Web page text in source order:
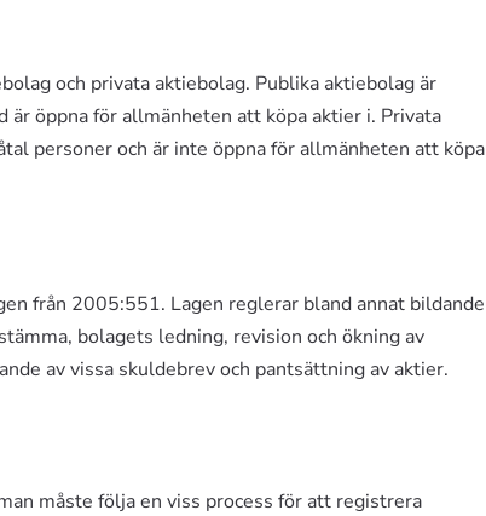
och privata aktiebolag. Publika aktiebolag är
är öppna för allmänheten att köpa aktier i. Privata
personer och är inte öppna för allmänheten att köpa
från 2005:551. Lagen reglerar bland annat bildande
bolagets ledning, revision och ökning av
av vissa skuldebrev och pantsättning av aktier.
måste följa en viss process för att registrera